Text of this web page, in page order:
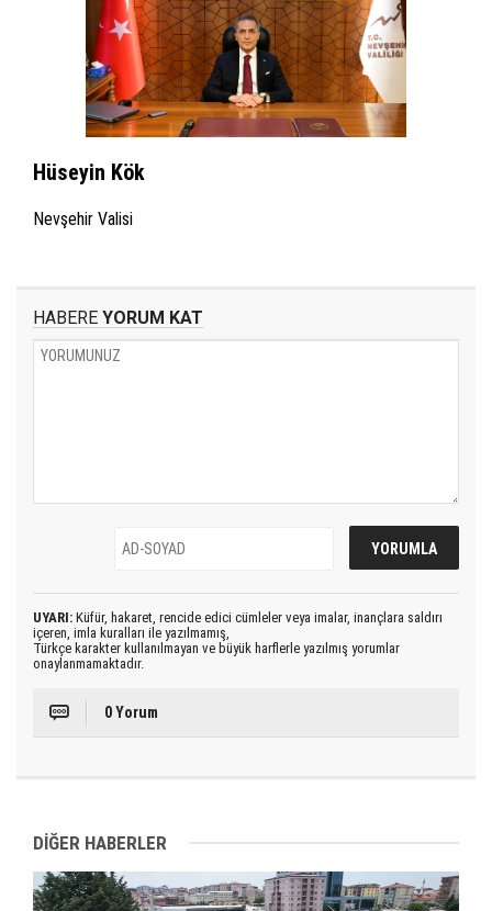
Hüseyin Kök
Nevşehir Valisi
HABERE YORUM KAT
UYARI: Küfür, hakaret, rencide edici cümleler veya imalar, inançlara saldırı
içeren, imla kuralları ile yazılmamış,
Türkçe karakter kullanılmayan ve büyük harflerle yazılmış yorumlar
onaylanmamaktadır.
0 Yorum
DİĞER HABERLER